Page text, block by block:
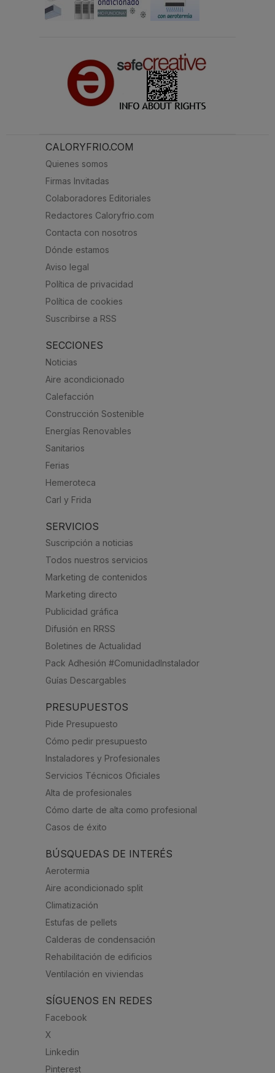
CALORYFRIO.COM
Quienes somos
Firmas Invitadas
Colaboradores Editoriales
Redactores Caloryfrio.com
Contacta con nosotros
Dónde estamos
Aviso legal
Política de privacidad
Política de cookies
Suscribirse a RSS
SECCIONES
Noticias
Aire acondicionado
Calefacción
Construcción Sostenible
Energías Renovables
Sanitarios
Ferias
Hemeroteca
Carl y Frida
SERVICIOS
Suscripción a noticias
Todos nuestros servicios
Marketing de contenidos
Marketing directo
Publicidad gráfica
Difusión en RRSS
Boletines de Actualidad
Pack Adhesión #ComunidadInstalador
Guías Descargables
PRESUPUESTOS
Pide Presupuesto
Cómo pedir presupuesto
Instaladores y Profesionales
Servicios Técnicos Oficiales
Alta de profesionales
Cómo darte de alta como profesional
Casos de éxito
BÚSQUEDAS DE INTERÉS
Aerotermia
Aire acondicionado split
Climatización
Estufas de pellets
Calderas de condensación
Rehabilitación de edificios
Ventilación en viviendas
SÍGUENOS EN REDES
Facebook
X
Linkedin
Pinterest